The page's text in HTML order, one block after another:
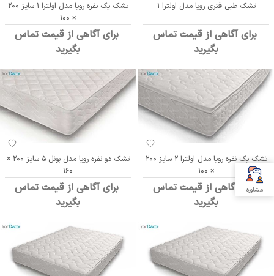
تشک طبی فنری رویا مدل اولترا 1
برای آگاهی از قیمت تماس
بگیرید
تشک یک نفره رویا مدل اولترا 1 سایز 200
× 100
برای آگاهی از قیمت تماس
بگیرید
تشک یک نفره رویا مدل اولترا 2 سایز 200
× 100
برای آگاهی از قیمت تماس
بگیرید
تشک دو نفره رویا مدل بونل 5 سایز 200 ×
160
برای آگاهی از قیمت تماس
بگیرید
مشاوره